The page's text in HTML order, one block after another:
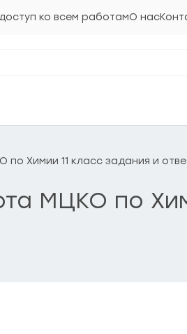
ко всем работамО нас
по Химии 11 класс задания и
МЦКО по